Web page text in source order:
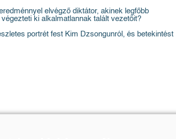
elvégző diktátor, akinek legfőbb
ki alkalmatlannak talált vezetőit?
portrét fest Kim Dzsongunról, és betekintést